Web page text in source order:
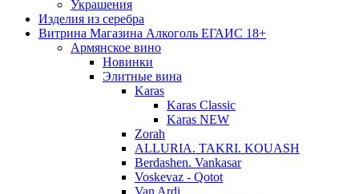
Украшения
Изделия из серебра
Витрина Магазина Алкоголь ЕГАИС 18+
Армянское вино
Новинки
Элитные вина
Karas
Karas Classic
Karas NEW
Zorah
ALLURIA. TAKRI. KOUASH
Berdashen. Vankasar
Voskevaz - Qotot
Van Ardi